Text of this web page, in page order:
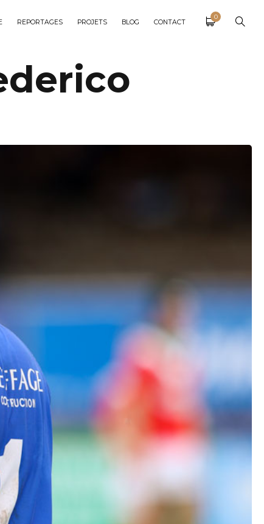
REPORTAGES PROJETS BLOG CONTACT
0